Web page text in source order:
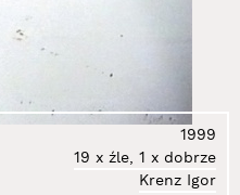
1999
19 x źle, 1 x dobrze
Krenz Igor